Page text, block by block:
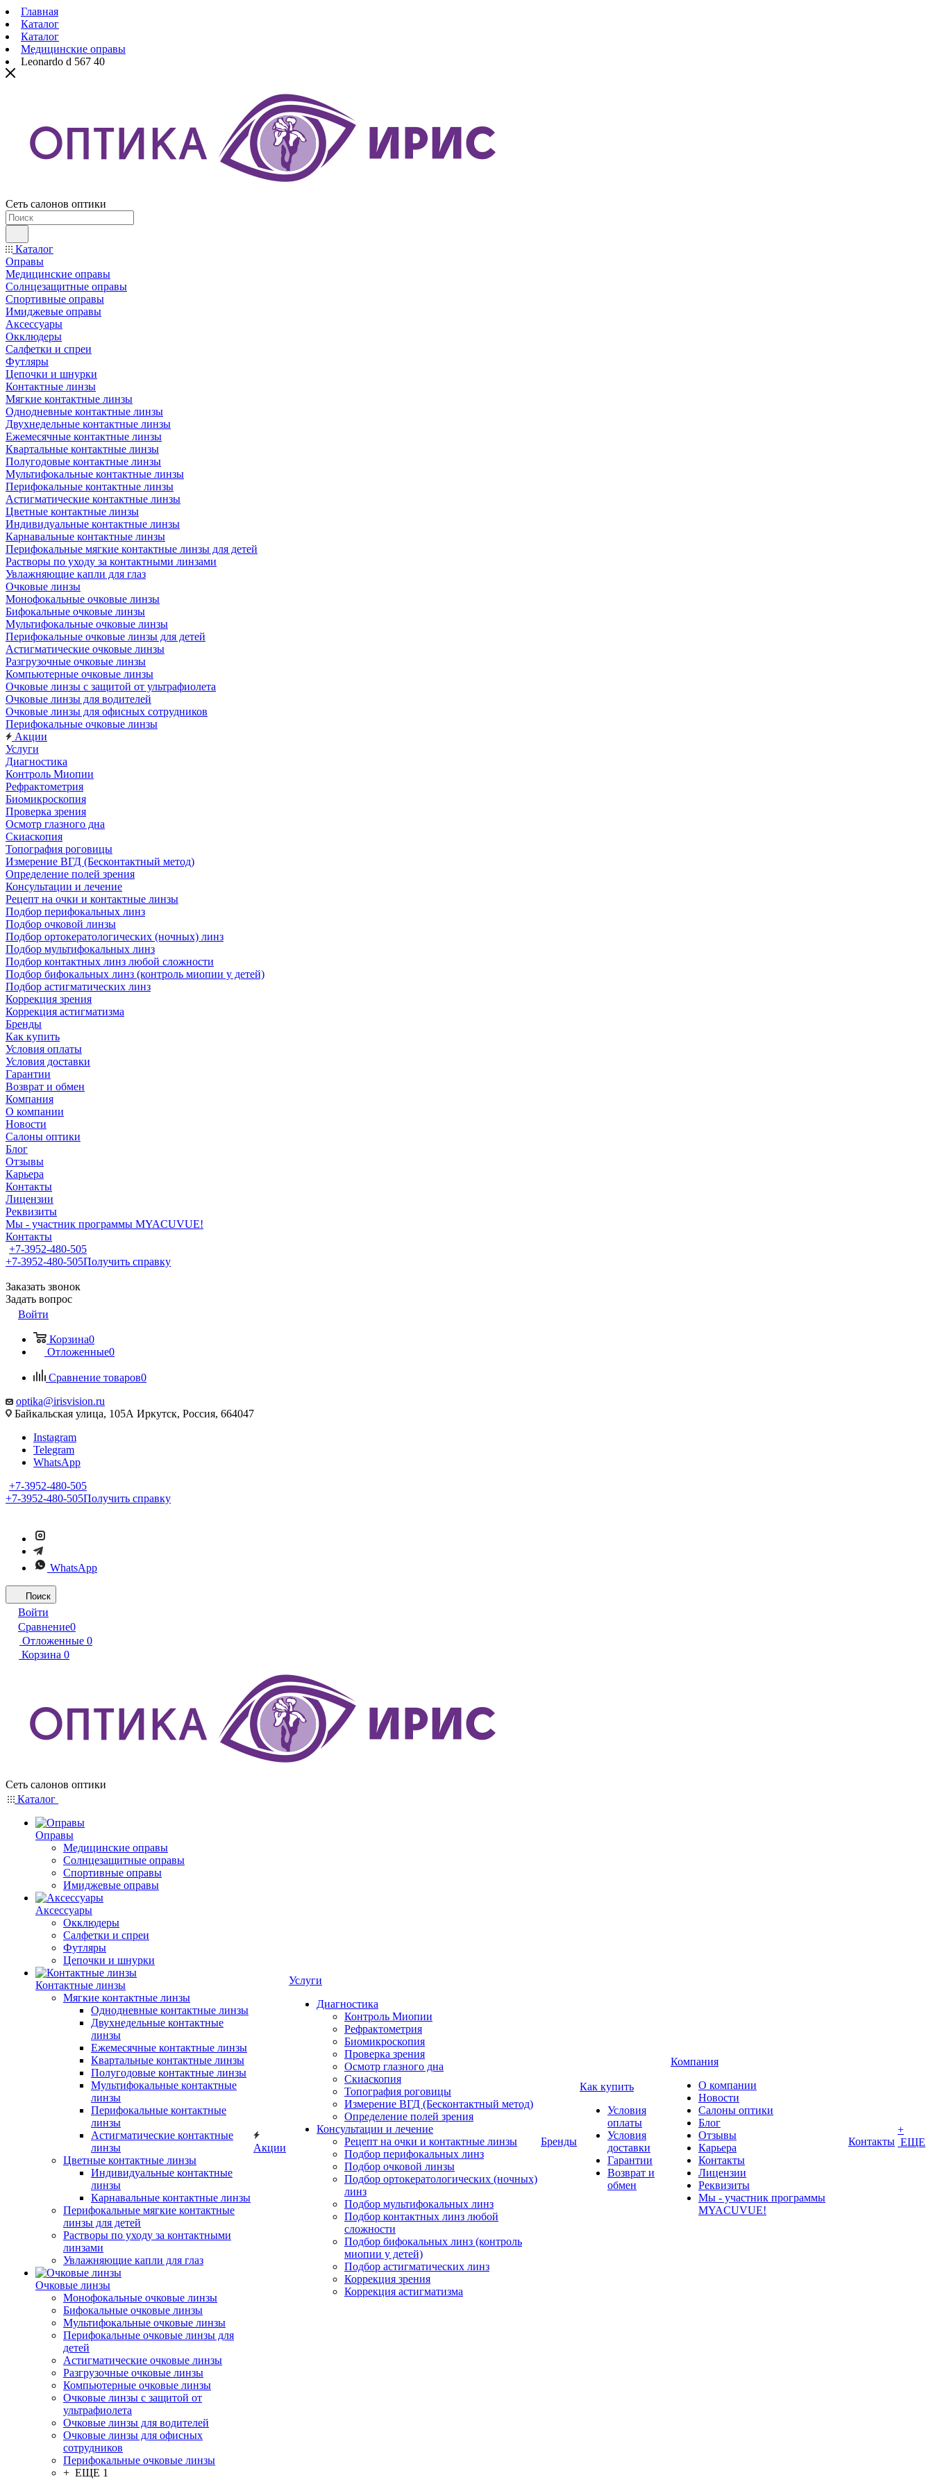
Главная
Каталог
Каталог
Медицинские оправы
Leonardo d 567 40
Сеть салонов оптики
Каталог
Оправы
Медицинские оправы
Солнцезащитные оправы
Спортивные оправы
Имиджевые оправы
Аксессуары
Окклюдеры
Салфетки и спреи
Футляры
Цепочки и шнурки
Контактные линзы
Мягкие контактные линзы
Однодневные контактные линзы
Двухнедельные контактные линзы
Ежемесячные контактные линзы
Квартальные контактные линзы
Полугодовые контактные линзы
Мультифокальные контактные линзы
Перифокальные контактные линзы
Астигматические контактные линзы
Цветные контактные линзы
Индивидуальные контактные линзы
Карнавальные контактные линзы
Перифокальные мягкие контактные линзы для детей
Растворы по уходу за контактными линзами
Увлажняющие капли для глаз
Очковые линзы
Монофокальные очковые линзы
Бифокальные очковые линзы
Мультифокальные очковые линзы
Перифокальные очковые линзы для детей
Астигматические очковые линзы
Разгрузочные очковые линзы
Компьютерные очковые линзы
Очковые линзы с защитой от ультрафиолета
Очковые линзы для водителей
Очковые линзы для офисных сотрудников
Перифокальные очковые линзы
Акции
Услуги
Диагностика
Контроль Миопии
Рефрактометрия
Биомикроскопия
Проверка зрения
Осмотр глазного дна
Скиаскопия
Топография роговицы
Измерение ВГД (Бесконтактный метод)
Определение полей зрения
Консультации и лечение
Рецепт на очки и контактные линзы
Подбор перифокальных линз
Подбор очковой линзы
Подбор ортокератологических (ночных) линз
Подбор мультифокальных линз
Подбор контактных линз любой сложности
Подбор бифокальных линз (контроль миопии у детей)
Подбор астигматических линз
Коррекция зрения
Коррекция астигматизма
Бренды
Как купить
Условия оплаты
Условия доставки
Гарантии
Возврат и обмен
Компания
О компании
Новости
Салоны оптики
Блог
Отзывы
Карьера
Контакты
Лицензии
Реквизиты
Мы - участник программы MYACUVUE!
Контакты
+7-3952-480-505
+7-3952-480-505Получить справку
Заказать звонок
Задать вопрос
Войти
Корзина0
Отложенные0
Сравнение товаров0
optika@irisvision.ru
Байкальская улица, 105А Иркутск, Россия, 664047
Instagram
Telegram
WhatsApp
+7-3952-480-505
+7-3952-480-505Получить справку
WhatsApp
Поиск
Войти
Сравнение0
Отложенные 0
Корзина 0
Сеть салонов оптики
Каталог
Оправы
Медицинские оправы
Солнцезащитные оправы
Спортивные оправы
Имиджевые оправы
Аксессуары
Окклюдеры
Салфетки и спреи
Футляры
Цепочки и шнурки
Контактные линзы
Мягкие контактные линзы
Однодневные контактные линзы
Двухнедельные контактные
линзы
Ежемесячные контактные линзы
Квартальные контактные линзы
Полугодовые контактные линзы
Мультифокальные контактные
линзы
Перифокальные контактные
линзы
Астигматические контактные
линзы
Цветные контактные линзы
Индивидуальные контактные
линзы
Карнавальные контактные линзы
Перифокальные мягкие контактные
линзы для детей
Растворы по уходу за контактными
линзами
Увлажняющие капли для глаз
Очковые линзы
Монофокальные очковые линзы
Бифокальные очковые линзы
Мультифокальные очковые линзы
Перифокальные очковые линзы для
детей
Астигматические очковые линзы
Разгрузочные очковые линзы
Компьютерные очковые линзы
Очковые линзы с защитой от
ультрафиолета
Очковые линзы для водителей
Очковые линзы для офисных
сотрудников
Перифокальные очковые линзы
+ ЕЩЕ 1
Акции
Услуги
Диагностика
Контроль Миопии
Рефрактометрия
Биомикроскопия
Проверка зрения
Осмотр глазного дна
Скиаскопия
Топография роговицы
Измерение ВГД (Бесконтактный метод)
Определение полей зрения
Консультации и лечение
Рецепт на очки и контактные линзы
Подбор перифокальных линз
Подбор очковой линзы
Подбор ортокератологических (ночных)
линз
Подбор мультифокальных линз
Подбор контактных линз любой
сложности
Подбор бифокальных линз (контроль
миопии у детей)
Подбор астигматических линз
Коррекция зрения
Коррекция астигматизма
Бренды
Как купить
Условия
оплаты
Условия
доставки
Гарантии
Возврат и
обмен
Компания
О компании
Новости
Салоны оптики
Блог
Отзывы
Карьера
Контакты
Лицензии
Реквизиты
Мы - участник программы
MYACUVUE!
Контакты
+
ЕЩЕ